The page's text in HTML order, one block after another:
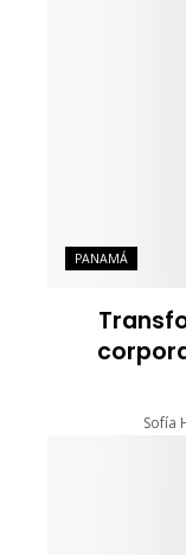
PANAMÁ
Sofía